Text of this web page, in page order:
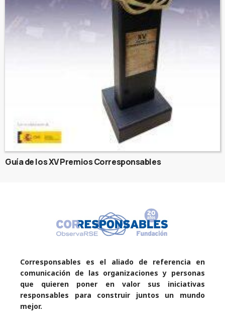
Guía de los XV Premios Corresponsables
Corresponsables es el aliado de referencia en
comunicación de las organizaciones y personas
que quieren poner en valor sus iniciativas
responsables para construir juntos un mundo
mejor.